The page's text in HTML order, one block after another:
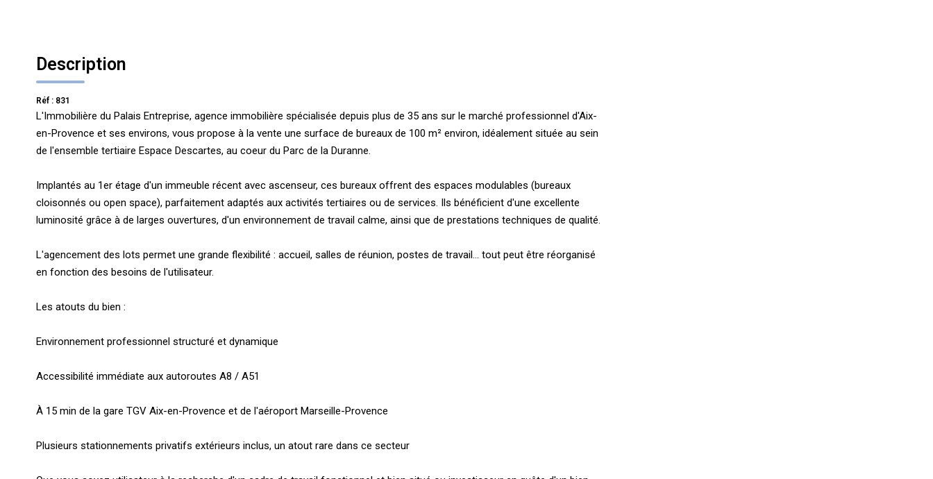
Description
Réf : 831
L'Immobilière du Palais Entreprise, agence immobilière spécialisée depuis plus de 35 ans sur le marché professionnel d'Aix-
en-Provence et ses environs, vous propose à la vente une surface de bureaux de 100 m² environ, idéalement située au sein
de l'ensemble tertiaire Espace Descartes, au coeur du Parc de la Duranne.
Implantés au 1er étage d'un immeuble récent avec ascenseur, ces bureaux offrent des espaces modulables (bureaux
cloisonnés ou open space), parfaitement adaptés aux activités tertiaires ou de services. Ils bénéficient d'une excellente
luminosité grâce à de larges ouvertures, d'un environnement de travail calme, ainsi que de prestations techniques de qualité.
L'agencement des lots permet une grande flexibilité : accueil, salles de réunion, postes de travail... tout peut être réorganisé
en fonction des besoins de l'utilisateur.
Les atouts du bien :
Environnement professionnel structuré et dynamique
Accessibilité immédiate aux autoroutes A8 / A51
À 15 min de la gare TGV Aix-en-Provence et de l'aéroport Marseille-Provence
Plusieurs stationnements privatifs extérieurs inclus, un atout rare dans ce secteur